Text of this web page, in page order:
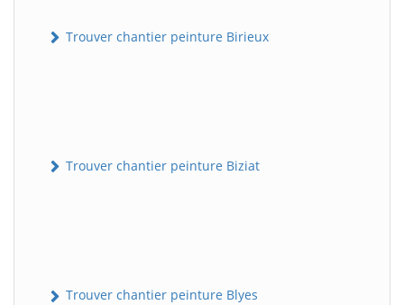
Trouver chantier peinture Birieux
Trouver chantier peinture Biziat
Trouver chantier peinture Blyes